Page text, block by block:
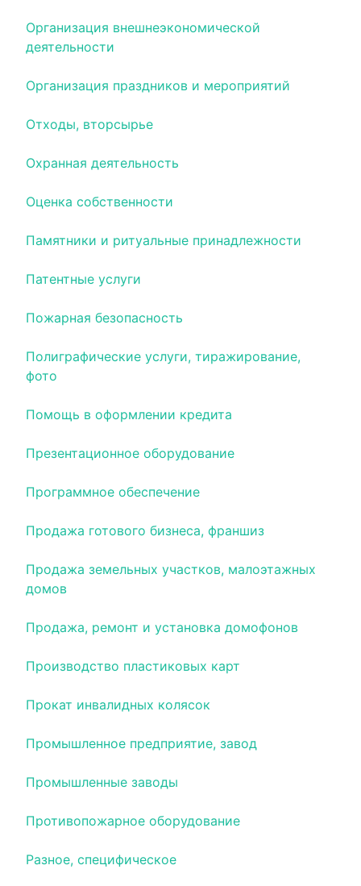
Организация внешнеэкономической
деятельности
Организация праздников и мероприятий
Отходы, вторсырье
Охранная деятельность
Оценка собственности
Памятники и ритуальные принадлежности
Патентные услуги
Пожарная безопасность
Полиграфические услуги, тиражирование,
фото
Помощь в оформлении кредита
Презентационное оборудование
Программное обеспечение
Продажа готового бизнеса, франшиз
Продажа земельных участков, малоэтажных
домов
Продажа, ремонт и установка домофонов
Производство пластиковых карт
Прокат инвалидных колясок
Промышленное предприятие, завод
Промышленные заводы
Противопожарное оборудование
Разное, специфическое